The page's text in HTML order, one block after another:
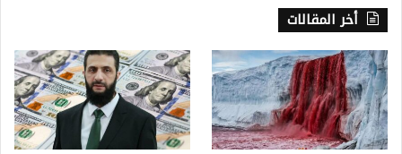
أخر المقالات